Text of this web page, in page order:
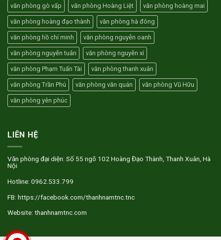
3
triệu
văn phòng gò vấp văn phòng Hoàng Liệt văn phòng hoàng mai
văn phòng hoàng đạo thành văn phòng hà đông
văn phòng hồ chí minh văn phòng nguyễn oanh
văn phòng nguyễn tuân văn phòng nguyễn xí
văn phòng Phạm Tuấn Tài văn phòng thanh xuân
văn phòng Trần Phú văn phòng văn quán văn phòng Vũ Hữu
văn phòng yên phúc
LIÊN HỆ
Văn phòng đại diện: Số 55 ngõ 102 Hoàng Đạo Thành, Thanh Xuân, Hà
Nội
Hotline: 0962.533.799
FB: https://facebook.com/thanhnamtnc.tnc
Website: thanhnamtnc.com